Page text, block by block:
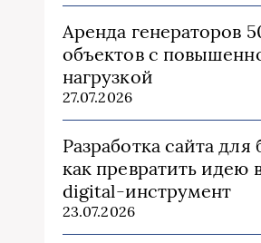
Аренда генераторов
объектов с
нагрузкой
27.07.2026
Разработка сайта для
как превратить идею
digital-инструмент
23.07.2026